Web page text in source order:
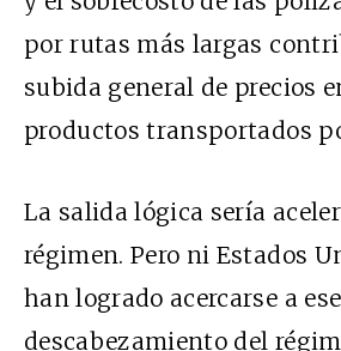
por rutas más largas
subida general de precios
productos transportados
La salida lógica sería
régimen. Pero ni Estados
han logrado acercarse a
descabezamiento del